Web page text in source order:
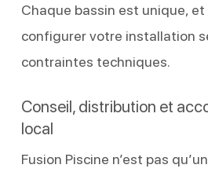
Chaque bassin est unique,
configurer votre installation
contraintes techniques.
Conseil, distribution et
local
Fusion Piscine n’est pas